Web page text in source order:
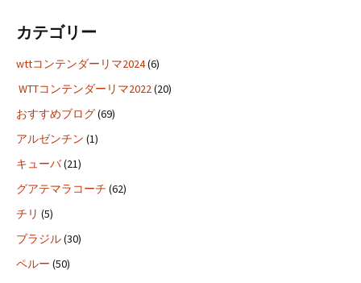
カテゴリー
wttコンテンダーリマ2024(6)
WTTコンテンダーリマ2022(20)
おすすめブログ(69)
アルゼンチン (1)
キューバ(21)
グアテマラコーチ (62)
チリ (5)
ブラジル(30)
ペルー (50)